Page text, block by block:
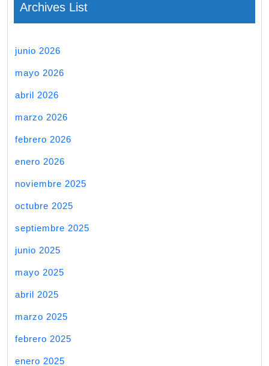
Archives List
junio 2026
mayo 2026
abril 2026
marzo 2026
febrero 2026
enero 2026
noviembre 2025
octubre 2025
septiembre 2025
junio 2025
mayo 2025
abril 2025
marzo 2025
febrero 2025
enero 2025